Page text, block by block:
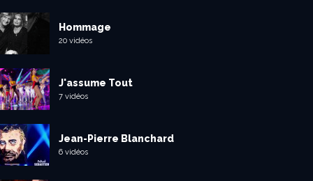
Hommage
20 vidéos
J'assume Tout
7 vidéos
Jean-Pierre Blanchard
6 vidéos